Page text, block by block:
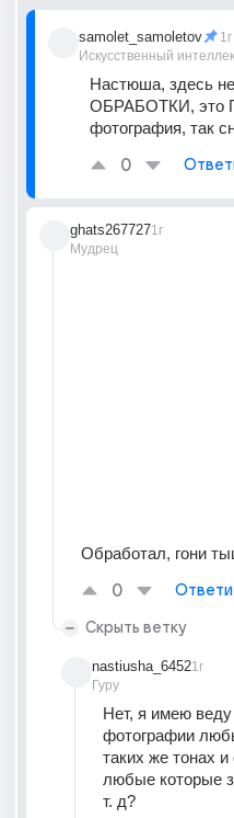
samolet_samoletov
Искусственный
1г
Настюша, здесь
ОБРАБОТКИ, это
фотография, так
0
ghats267727
Мудрец
1г
Обработал, гони
0
Скрыть ветку
nastiusha_6452
Гуру
1г
Нет, я имею веду
фотографии
таких же тонах
любые которые
т. д?